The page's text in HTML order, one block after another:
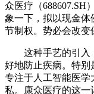
众医疗（688607.SH
象一下，拟以现金体
节制权。势必会改变
这种手艺的引入，
好地防止疾病。特别
专注于人工智能医学
私。康众医疗的这一